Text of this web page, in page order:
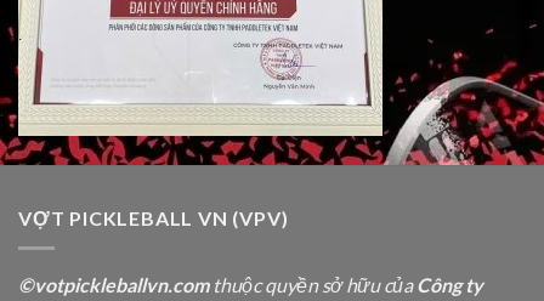
VỢT PICKLEBALL VN (VPV)
©votpickleballvn.comthuộc quyền sở hữu củaCông ty